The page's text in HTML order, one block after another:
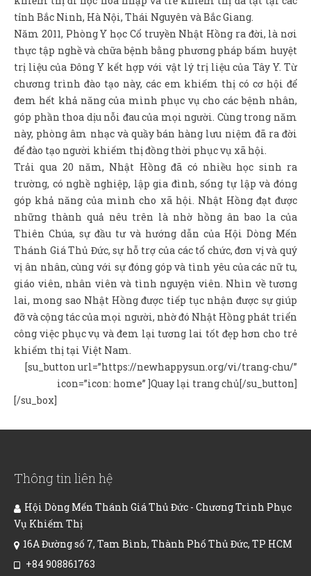
tỉnh Bắc Ninh, Hà Nội, Thái Nguyên và Bắc Giang.
Năm 2011, Phòng Y học Cổ truyền Nhật Hồng ra đời, là nơi
thực tập nghề và chữa bệnh bằng phương pháp bấm huyệt
trị liệu của Đông Y kết hợp với vật lý trị liệu của Tây Y. Từ
chương trình đào tạo này, các em khiếm thị có cơ hội để
đem hết khả năng của mình phục vụ cho các bệnh nhân,
góp phần thoa dịu nỗi đau của mọi người. Cùng trong năm
này, phòng âm nhạc và quầy bán hàng lưu niệm đã ra đời
để đào tạo người khiếm thị đồng thời phục vụ xã hội.
Trải qua 20 năm, Nhật Hồng đã có nhiều học sinh ra
trường, có nghề nghiệp, lập gia đình, sống tự lập và đóng
góp khả năng của mình cho xã hội. Nhật Hồng đạt được
những thành quả nêu trên là nhờ hồng ân bao la của
Thiên Chúa, sự đầu tư và hướng dẫn của Hội Dòng Mến
Thánh Giá Thủ Đức, sự hỗ trợ của các tổ chức, đơn vị và quý
vị ân nhân, cùng với sự đóng góp và tình yêu của các nữ tu,
giáo viên, nhân viên và tình nguyện viên. Nhìn về tương
lai, mong sao Nhật Hồng được tiếp tục nhận được sự giúp
đỡ và cộng tác của mọi người, nhờ đó Nhật Hồng phát triển
công việc phục vụ và đem lại tương lai tốt đẹp hơn cho trẻ
khiếm thị tại Việt Nam.
[su_button url=”https://newhappysun.org/vi/trang-chu/”
icon=”icon: home” ]Quay lại trang chủ[/su_button]
[/su_box]
Thông tin liên hệ
Hội Dòng Mến Thánh Giá Thủ Đức - Chương Trình Phục
Vụ Khiếm Thị
16A Đường số 7, Tam Bình, Thành Phố Thủ Đức, TP HCM
+84 908861763